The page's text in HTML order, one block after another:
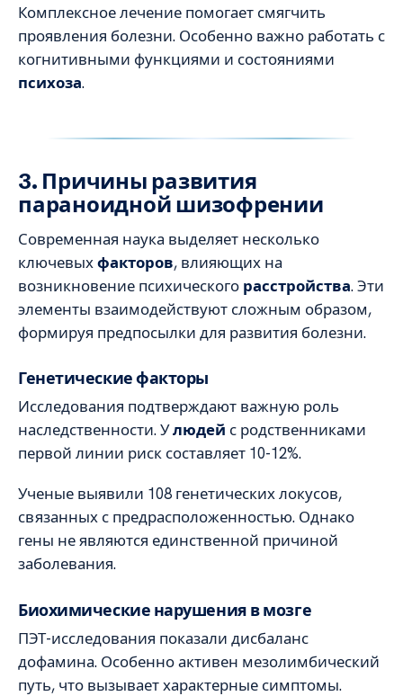
Комплексное лечение помогает смягчить
проявления болезни. Особенно важно работать с
когнитивными функциями и состояниями
психоза.
3. Причины развития
параноидной шизофрении
Современная наука выделяет несколько
ключевыхфакторов, влияющих на
возникновение психического расстройства. Эти
элементы взаимодействуют сложным образом,
формируя предпосылки для развития болезни.
Генетические факторы
Исследования подтверждают важную роль
наследственности. Улюдей с родственниками
первой линии риск составляет 10-12%.
Ученые выявили 108 генетических локусов,
связанных с предрасположенностью. Однако
гены не являются единственной причиной
заболевания.
Биохимические нарушения в мозге
ПЭТ-исследования показали дисбаланс
дофамина. Особенно активен мезолимбический
путь, что вызывает характерные симптомы.